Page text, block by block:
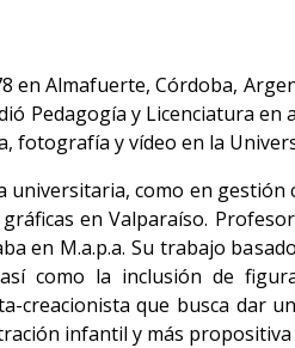
en Almafuerte, Córdoba,
Pedagogía y Licenciatura
fotografía y vídeo en la
universitaria, como en
en Valparaíso.
en M.a.p.a. Su trabajo
como la inclusión de
creacionista que busca dar
infantil y más